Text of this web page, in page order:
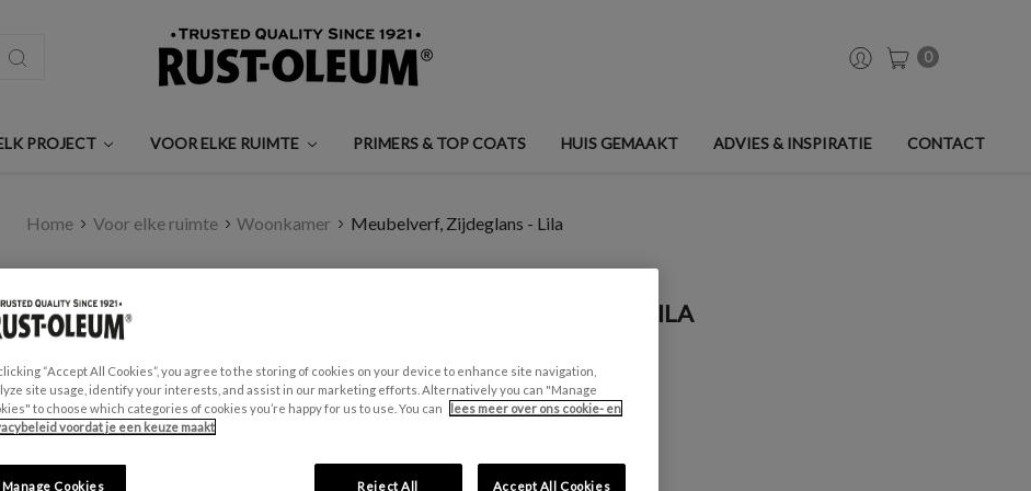
0
PROJECT VOOR ELKE RUIMTE PRIMERS & TOP COATS HUIS GEMAAKT ADVIES & INSPIRATIE CONTACT
Home Voor elke ruimte Woonkamer Meubelverf, Zijdeglans - Lila
MEUBELVERF, ZIJDEGLANS - LILA
Een beoordeling schrijven
Meubels en plinten
“Accept All Cookies”, you agree to the storing of cookies on your device to enhance site navigation,
site usage, identify your interests, and assist in our marketing efforts. Alternatively you can "Manage
to choose which categories of cookies you’re happy for us to use. You can
lees meer over ons cookie- en
voordat je een keuze maakt
Reject All Accept All Cookies
Manage Cookies